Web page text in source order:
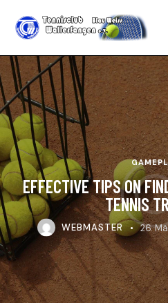
EFFECTIVE TIPS ON
TENNIS
WEBMASTER 26.